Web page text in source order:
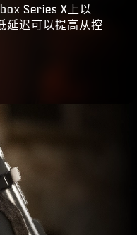
Series X上以
延迟可以提高从控